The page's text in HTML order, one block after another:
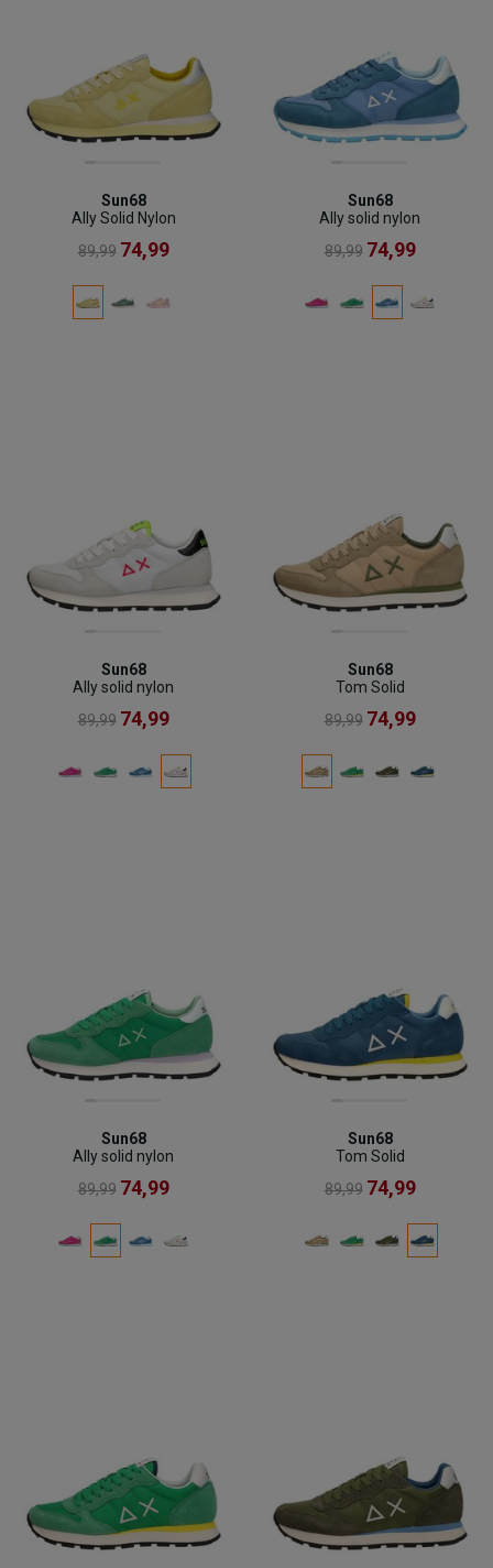
Sun68
Ally Solid Nylon
89,99 74,99
Sun68
Ally solid nylon
89,99 74,99
Sun68
Ally solid nylon
89,99 74,99
Sun68
Tom Solid
89,99 74,99
Sun68
Ally solid nylon
89,99 74,99
Sun68
Tom Solid
89,99 74,99